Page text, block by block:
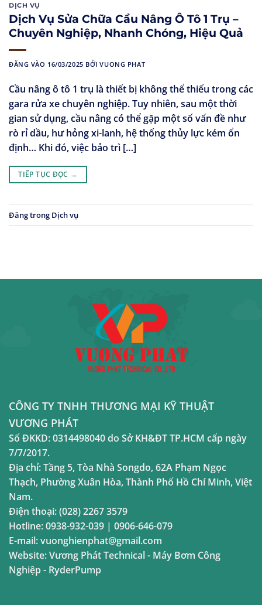
DỊCH VỤ
Dịch Vụ Sửa Chữa Cầu Nâng Ô Tô 1 Trụ –
Chuyên Nghiệp, Nhanh Chóng, Hiệu Quả
ĐĂNG VÀO 16/03/2025 BỞIVUONG PHAT
Cầu nâng ô tô 1 trụ là thiết bị không thể thiếu trong các
gara rửa xe chuyên nghiệp. Tuy nhiên, sau một thời
gian sử dụng, cầu nâng có thể gặp một số vấn đề như
rò rỉ dầu, hư hỏng xi-lanh, hệ thống thủy lực kém ổn
định… Khi đó, việc bảo trì […]
TIẾP TỤC ĐỌC →
Đăng trong Dịch vụ
CÔNG TY TNHH THƯƠNG MẠI KỸ THUẬT
VƯƠNG PHÁT
Số ĐKKD:0314498040do Sở KH&ĐT TP.HCM cấp ngày
7/7/2017.
Địa chỉ:Tầng 5, Tòa Nhà Songdo, 62A Phạm Ngọc
Thạch, Phường Xuân Hòa, Thành Phố Hồ Chí Minh, Việt
Nam.
Điện thoại:(028) 2267 3579
Hotline:0938-932-039 | 0906-646-079
E-mail:vuonghienphat@gmail.com
Website:Vương Phát Technical- Máy Bơm Công
Nghiệp- RyderPump